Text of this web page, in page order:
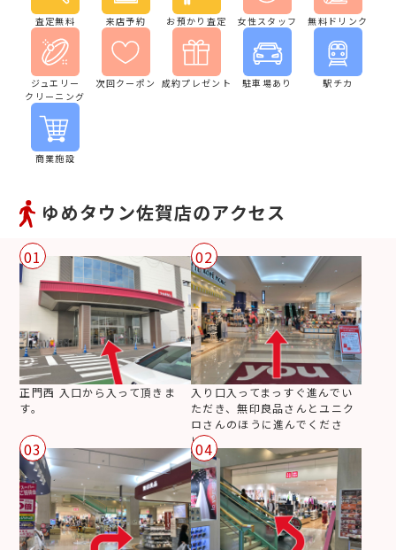
査定無料 来店予約 お預かり査定 女性スタッフ 無料ドリンク
ジュエリー
クリーニング
次回クーポン 成約プレゼント 駐車場あり 駅チカ
商業施設
ゆめタウン佐賀店のアクセス
01
正門西 入口から入って頂きま
す。
02
入り口入ってまっすぐ進んでい
ただき、無印良品さんとユニク
ロさんのほうに進んでくださ
い。
03 04